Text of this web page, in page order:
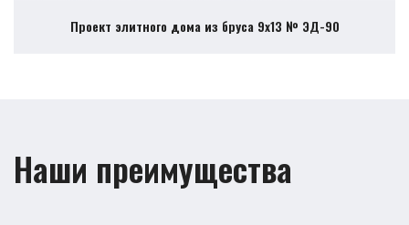
Проект элитного дома из бруса 9х13 № ЭД-90
Наши преимущества